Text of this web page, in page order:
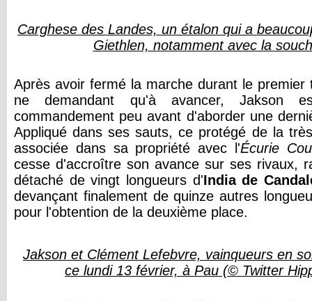
Carghese des Landes, un étalon qui a
Giethlen, notamment avec la
Après avoir fermé la marche durant le
ne demandant qu'à avancer, Jakson
commandement peu avant d'aborder une
Appliqué dans ses sauts, ce protégé de la
associée dans sa propriété avec l'Écurie
cesse d'accroître son avance sur ses rivaux,
détaché de vingt longueurs d'India de
devançant finalement de quinze autres
pour l'obtention de la deuxième place.
Jakson et Clément Lefebvre, vainqueurs en
ce lundi 13 février, à Pau (© Twitter